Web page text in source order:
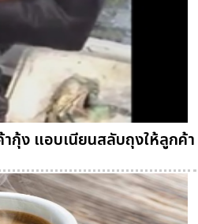
กุ้ง แอบเนียนสลับถุงให้ลูกค้า